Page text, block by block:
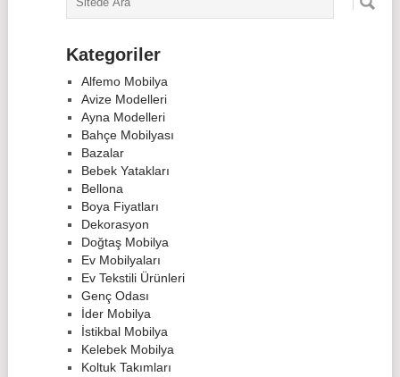
Kategoriler
Alfemo Mobilya
Avize Modelleri
Ayna Modelleri
Bahçe Mobilyası
Bazalar
Bebek Yatakları
Bellona
Boya Fiyatları
Dekorasyon
Doğtaş Mobilya
Ev Mobilyaları
Ev Tekstili Ürünleri
Genç Odası
İder Mobilya
İstikbal Mobilya
Kelebek Mobilya
Koltuk Takımları